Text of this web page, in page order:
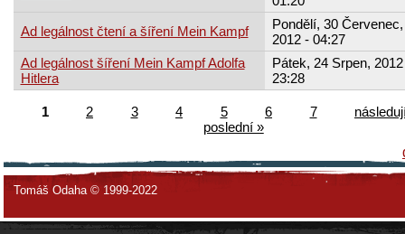
Ad legálnost čtení a šíření Mein Kampf
Pondělí, 30 Červenec,
2012 - 04:27
Ad legálnost šíření Mein Kampf Adolfa
Hitlera
Pátek, 24 Srpen,
23:28
1 2 3 4 5 6 7
poslední »
Tomáš Odaha © 1999-2022